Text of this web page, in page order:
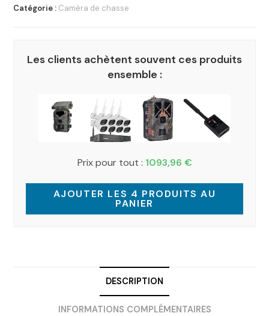
Catégorie : Caméra de chasse
Les clients achètent souvent ces produits
ensemble :
Prix pour tout : 1093,96 €
AJOUTER LES 4 PRODUITS AU
PANIER
DESCRIPTION
INFORMATIONS COMPLÉMENTAIRES